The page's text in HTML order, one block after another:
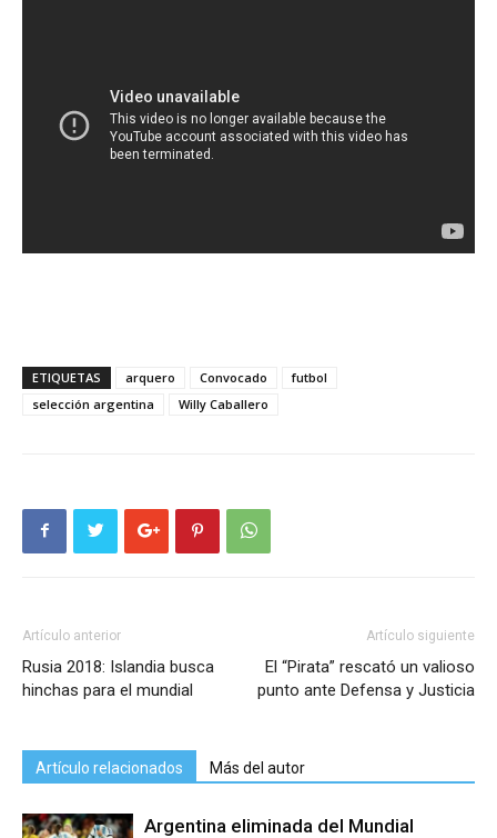
ETIQUETAS arquero Convocado
futbol
selección argentina
Willy Caballero
Artículo anterior
Rusia 2018: Islandia busca
hinchas para el mundial
Artículo siguiente
El “Pirata” rescató un valioso
punto ante Defensa y Justicia
Artículo relacionados Más del autor
Argentina eliminada del Mundial